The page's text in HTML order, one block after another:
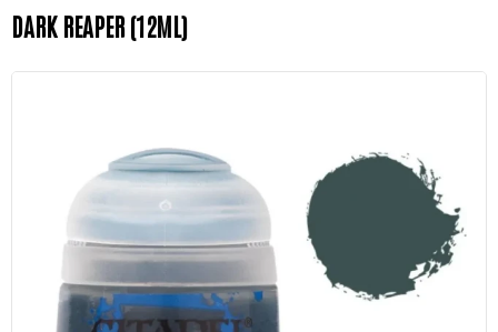
DARK REAPER (12ML)